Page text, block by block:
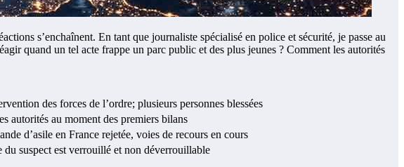
s’enchaînent. En tant que journaliste spécialisé en police et sécurité, je passe au
quand un tel acte frappe un parc public et des plus jeunes ? Comment les autorités
des forces de l’ordre; plusieurs personnes blessées
autorités au moment des premiers bilans
d’asile en France rejetée, voies de recours en cours
suspect est verrouillé et non déverrouillable